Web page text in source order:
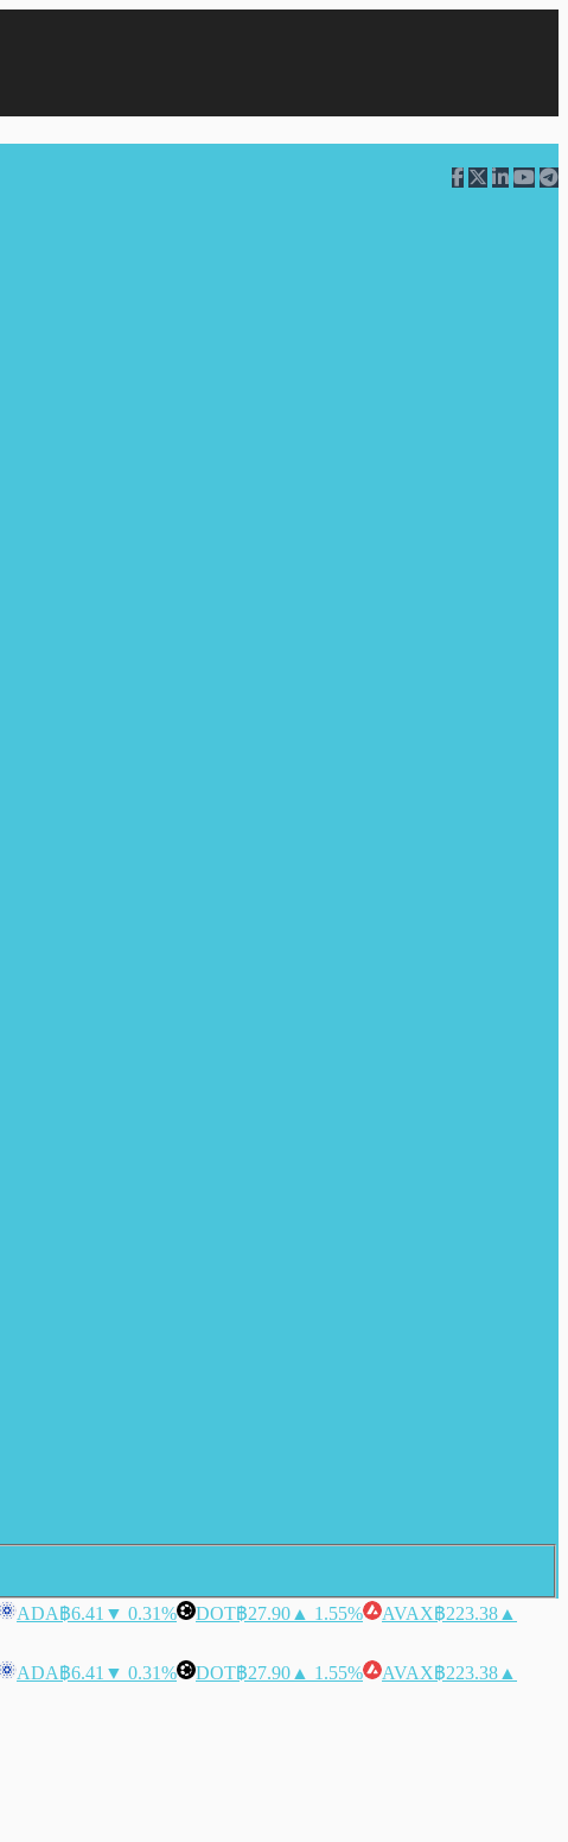
ADA฿6.41 ▼ 0.31% DOT฿27.90 ▲ 1.55% AVAX฿223.38 ▲
ADA฿6.41 ▼ 0.31% DOT฿27.90 ▲ 1.55% AVAX฿223.38 ▲